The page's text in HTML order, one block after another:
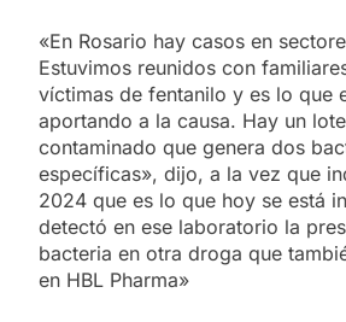
«En Rosario hay casos en
Estuvimos reunidos con
víctimas de fentanilo y es lo que
aportando a la causa. Hay un
contaminado que genera dos
específicas», dijo, a la vez que
2024 que es lo que hoy se está
detectó en ese laboratorio la
bacteria en otra droga que
en HBL Pharma»